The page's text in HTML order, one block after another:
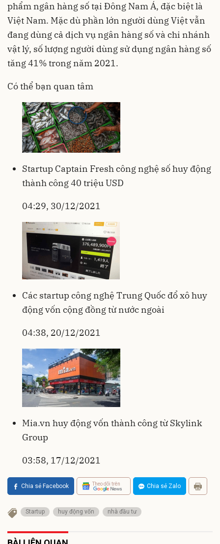
phẩm ngân hàng số tại Đông Nam Á, đặc biệt là
Việt Nam. Mặc dù phần lớn người dùng Việt vẫn
đang dùng cả dịch vụ ngân hàng số và chi nhánh
vật lý, số lượng người dùng sử dụng ngân hàng số
tăng 41% trong năm 2021.
Có thể bạn quan tâm
Startup Captain Fresh công nghệ số huy động
thành công 40 triệu USD
04:29, 30/12/2021
Các startup công nghệ Trung Quốc đổ xô huy
động vốn cộng đồng từ nước ngoài
04:38, 20/12/2021
Mia.vn huy động vốn thành công từ Skylink
Group
03:58, 17/12/2021
Chia sẻ Facebook Theo dõi trên Chia sẻ Zalo
Startup huy động vốn nhà đầu tư